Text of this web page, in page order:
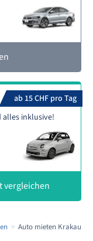
ab 15 CHF pro Tag
alles inklusive!
vergleichen
Auto mieten Krakau